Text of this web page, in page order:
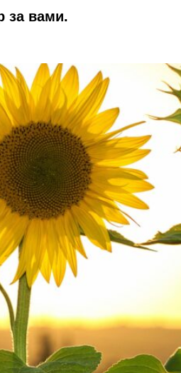
за вами.